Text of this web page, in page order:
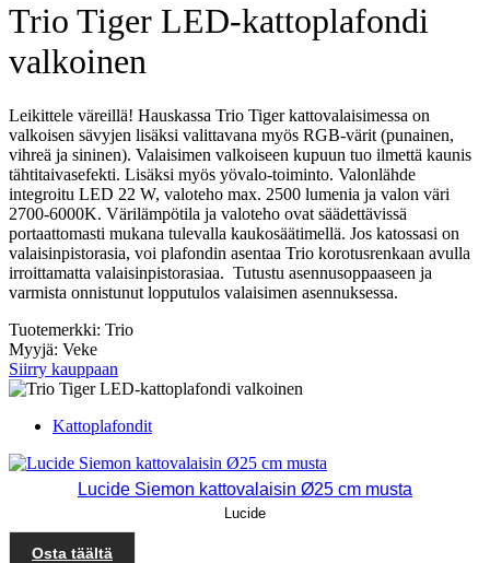
Trio Tiger LED-kattoplafondi
valkoinen
Leikittele väreillä! Hauskassa Trio Tiger kattovalaisimessa on
valkoisen sävyjen lisäksi valittavana myös RGB-värit (punainen,
vihreä ja sininen). Valaisimen valkoiseen kupuun tuo ilmettä kaunis
tähtitaivasefekti. Lisäksi myös yövalo-toiminto. Valonlähde
integroitu LED 22 W, valoteho max. 2500 lumenia ja valon väri
2700-6000K. Värilämpötila ja valoteho ovat säädettävissä
portaattomasti mukana tulevalla kaukosäätimellä. Jos katossasi on
valaisinpistorasia, voi plafondin asentaa Trio korotusrenkaan avulla
irroittamatta valaisinpistorasiaa. Tutustu asennusoppaaseen ja
varmista onnistunut lopputulos valaisimen asennuksessa.
Tuotemerkki: Trio
Myyjä: Veke
Siirry kauppaan
Kattoplafondit
Lucide Siemon kattovalaisin Ø25 cm musta
Lucide
Osta täältä